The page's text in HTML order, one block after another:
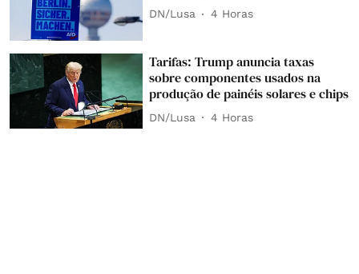
DN/Lusa 4 Horas
Tarifas: Trump anuncia taxas
sobre componentes usados na
produção de painéis solares e chips
DN/Lusa 4 Horas